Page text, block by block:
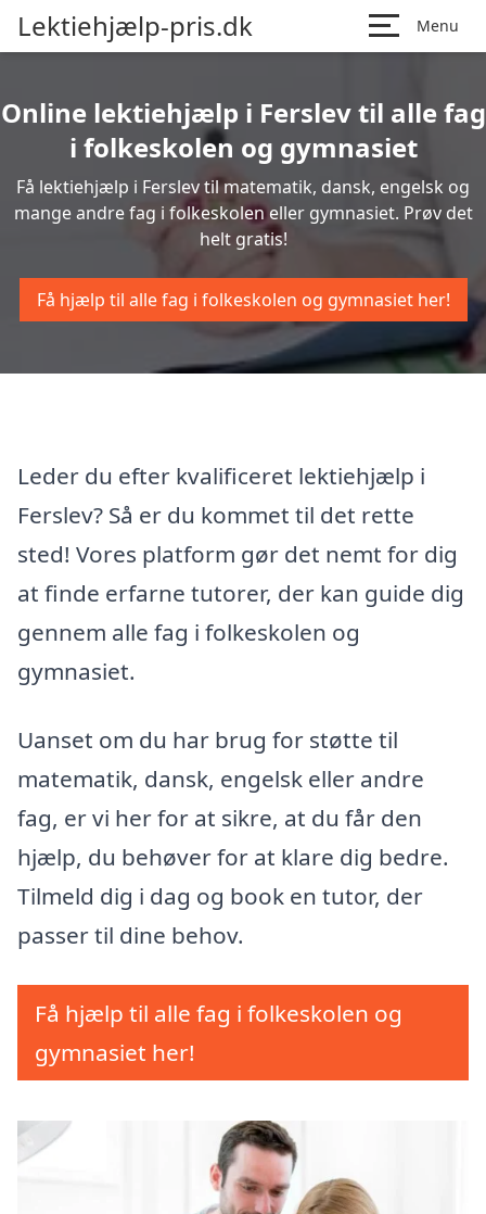
Lektiehjælp-pris.dk Menu
Online lektiehjælp i Ferslev til alle fag
i folkeskolen og gymnasiet
Få lektiehjælp i Ferslev til matematik, dansk, engelsk og
mange andre fag i folkeskolen eller gymnasiet. Prøv det
helt gratis!
Få hjælp til alle fag i folkeskolen og gymnasiet her!
Leder du efter kvalificeret lektiehjælp i
Ferslev? Så er du kommet til det rette
sted! Vores platform gør det nemt for dig
at finde erfarne tutorer, der kan guide dig
gennem alle fag i folkeskolen og
gymnasiet.
Uanset om du har brug for støtte til
matematik, dansk, engelsk eller andre
fag, er vi her for at sikre, at du får den
hjælp, du behøver for at klare dig bedre.
Tilmeld dig i dag og book en tutor, der
passer til dine behov.
Få hjælp til alle fag i folkeskolen og
gymnasiet her!